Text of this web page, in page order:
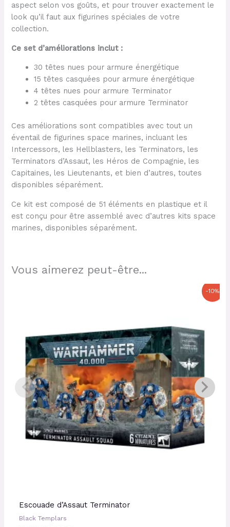
aspect selon vos goûts, et pour trouver exactement le
look qu’il faut aux figurines spéciales de votre
collection.
Ce set d’améliorations inclut :
30 têtes nues pour armure énergétique
15 têtes casquées pour armure énergétique
4 têtes nues pour armure Terminator
2 têtes casquées pour armure Terminator
Ces améliorations sont compatibles avec tout un
éventail de figurines space marines, incluant les
Intercessors, les Hellblasters, les Terminators, les
Terminators d’Assaut, les Héros de Compagnie, les
Capitaines, les Lieutenants, et bien d’autres, toutes
disponibles séparément.
Ce kit est composé de 51 éléments en plastique et il
est conçu pour être assemblé avec d’autres kits space
marines, disponibles séparément.
Vous aimerez peut-être...
-10%
Escouade d’Assaut Terminator
Black Templars